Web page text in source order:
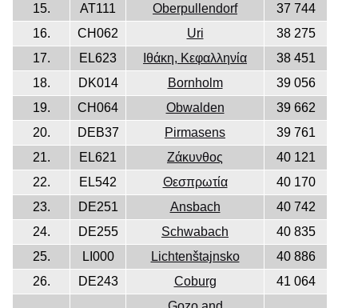
15.
AT111 Oberpullendorf
37 744
16.
CH062 Uri
38 275
17.
EL623 Ιθάκη, Κεφαλληνία
38 451
18.
DK014 Bornholm
39 056
19.
CH064 Obwalden
39 662
20.
DEB37 Pirmasens
39 761
21.
EL621 Ζάκυνθος
40 121
22.
EL542 Θεσπρωτία
40 170
23.
DE251 Ansbach
40 742
24.
DE255 Schwabach
40 835
25.
LI000 Lichtenštajnsko
40 886
26.
DE243 Coburg 41 064